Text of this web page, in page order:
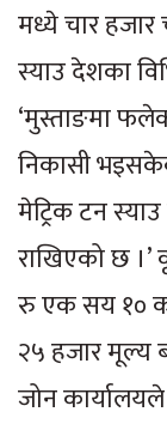
मध्ये चार
स्याउ देशका
‘मुस्ताङमा
निकासी
मेट्रिक टन
राखिएको छ ।’
रु एक सय १०
२५ हजार मूल्य
जोन